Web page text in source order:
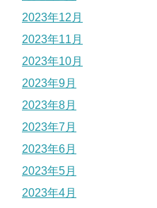
2023年12月
2023年11月
2023年10月
2023年9月
2023年8月
2023年7月
2023年6月
2023年5月
2023年4月